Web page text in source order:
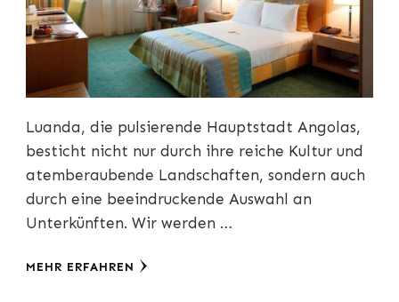
Luanda, die pulsierende Hauptstadt Angolas,
besticht nicht nur durch ihre reiche Kultur und
atemberaubende Landschaften, sondern auch
durch eine beeindruckende Auswahl an
Unterkünften. Wir werden …
MEHR ERFAHREN